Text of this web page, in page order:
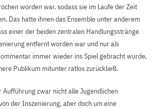
worden war, sodass sie im Laufe der Zeit
Das hatte ihnen das Ensemble unter anderem
einer der beiden zentralen Handlungsstränge
entfernt worden war und nur als
immer wieder ins Spiel gebracht wurde,
Publikum mitunter ratlos zurückließ.
Aufführung zwar nicht alle Jugendlichen
der Inszenierung, aber doch um eine